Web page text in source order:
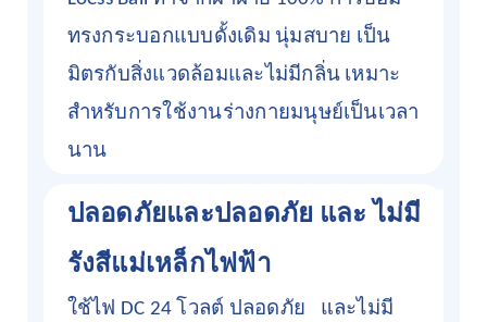
ทรงกระบอกแบบดั้งเดิม นุ่มสบาย เป็น
มิตรกับสิ่งแวดล้อมและไม่มีกลิ่น เหมาะ
สำหรับการใช้งานร่างกายมนุษย์เป็นเวลา
นาน
ปลอดภัยและปลอดภัย และ ไม่มี
รังสีแม่เหล็กไฟฟ้า
ใช้ไฟ DC 24 โวลต์ ปลอดภัย
และไม่มี